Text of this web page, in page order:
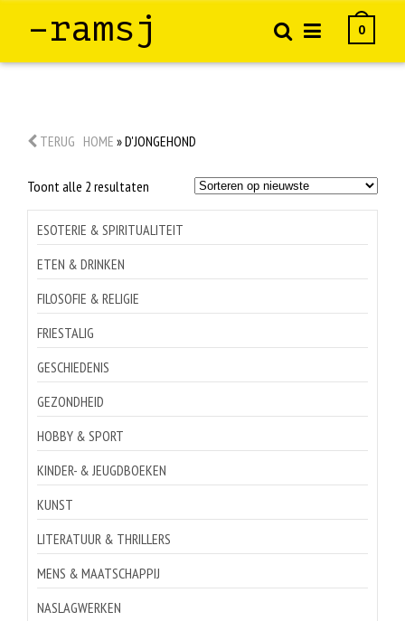
–ramsj 0
TERUG HOME »D'JONGEHOND
Toont alle 2 resultaten Gesorteerd
nieuwste
ESOTERIE & SPIRITUALITEIT
ETEN & DRINKEN
FILOSOFIE & RELIGIE
FRIESTALIG
GESCHIEDENIS
GEZONDHEID
HOBBY & SPORT
KINDER- & JEUGDBOEKEN
KUNST
LITERATUUR & THRILLERS
MENS & MAATSCHAPPIJ
NASLAGWERKEN